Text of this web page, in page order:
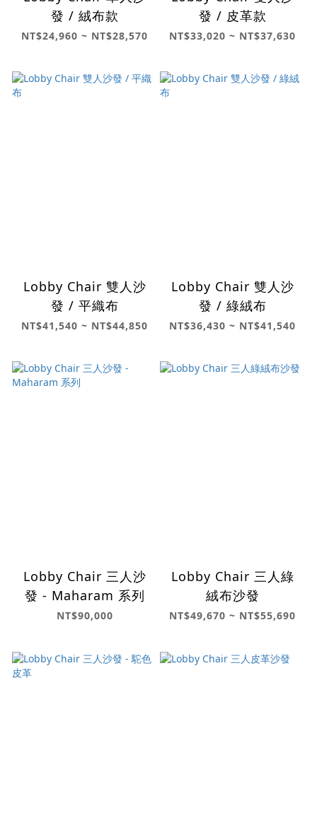
發 / 絨布款
NT$24,960 ~ NT$28,570
發 / 皮革款
NT$33,020 ~ NT$37,630
Lobby Chair 雙人沙
發 / 平織布
NT$41,540 ~ NT$44,850
Lobby Chair 雙人沙
發 / 綠絨布
NT$36,430 ~ NT$41,540
Lobby Chair 三人沙
發 - Maharam 系列
NT$90,000
Lobby Chair 三人綠
絨布沙發
NT$49,670 ~ NT$55,690